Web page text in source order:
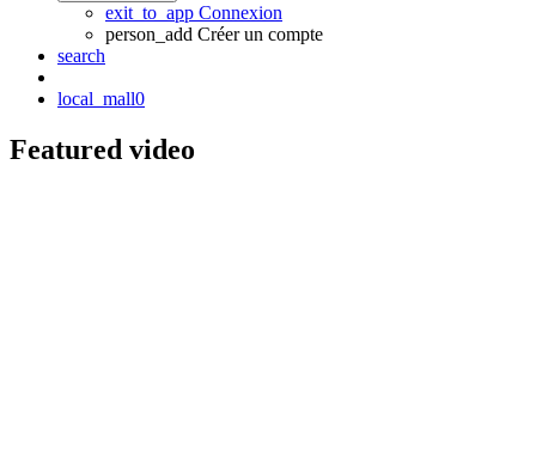
exit_to_app Connexion
person_add Créer un compte
search
local_mall0
Featured video